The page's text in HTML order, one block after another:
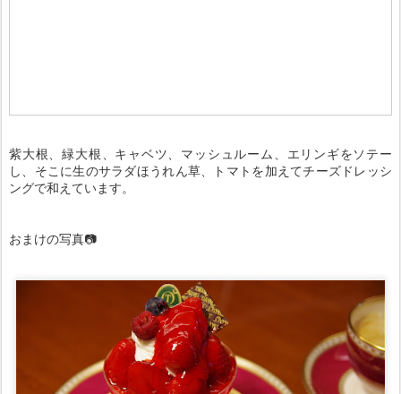
紫大根、緑大根、キャベツ、マッシュルーム、エリンギをソテー
し、そこに生のサラダほうれん草、トマトを加えてチーズドレッシ
ングで和えています。
おまけの写真📷